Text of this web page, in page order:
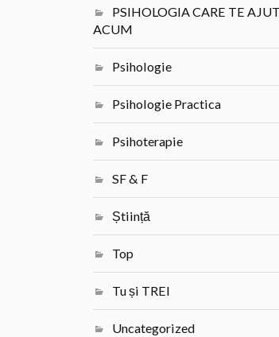
PSIHOLOGIA CARE TE
ACUM
Psihologie
Psihologie Practica
Psihoterapie
SF & F
Știință
Top
Tu și TREI
Uncategorized